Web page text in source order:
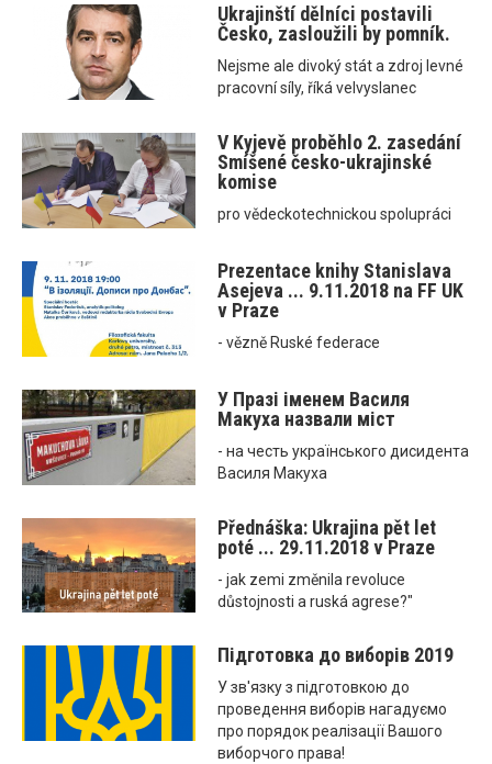
Ukrajinští dělníci postavili
Česko, zasloužili by pomník.
Nejsme ale divoký stát a zdroj levné
pracovní síly, říká velvyslanec
V Kyjevě proběhlo 2. zasedání
Smíšené česko-ukrajinské
komise
pro vědeckotechnickou spolupráci
Prezentace knihy Stanislava
Asejeva ... 9.11.2018 na FF UK
v Praze
- vězně Ruské federace
У Празі іменем Василя
Макуха назвали міст
- на честь українського дисидента
Василя Макуха
Přednáška: Ukrajina pět let
poté ... 29.11.2018 v Praze
- jak zemi změnila revoluce
důstojnosti a ruská agrese?"
Підготовка до виборів 2019
У зв'язку з підготовкою до
проведення виборів нагадуємо
про порядок реалізації Вашого
виборчого права!